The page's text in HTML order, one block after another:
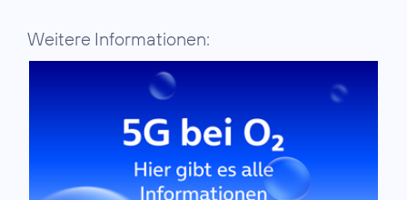
Weitere Informationen: